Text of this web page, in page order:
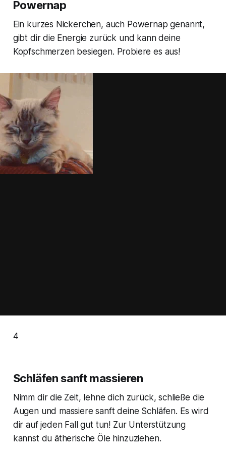
Powernap
Ein kurzes Nickerchen, auch Powernap genannt,
gibt dir die Energie zurück und kann deine
Kopfschmerzen besiegen. Probiere es aus!
4
Schläfen sanft massieren
Nimm dir die Zeit, lehne dich zurück, schließe die
Augen und massiere sanft deine Schläfen. Es wird
dir auf jeden Fall gut tun! Zur Unterstützung
kannst du ätherische Öle hinzuziehen.